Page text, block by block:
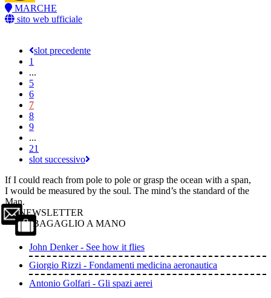
MARCHE
sito web ufficiale
slot precedente
1
...
5
6
7
8
9
...
21
slot successivo
If I could reach from pole to pole or grasp the ocean with a span,
I would be measured by the soul. The mind’s the standard of the
Man.
NEWSLETTER
BAGAGLIO A MANO
John Denker - See how it flies
Giorgio Rizzi - Fondamenti medicina aeronautica
Antonio Golfari - Gli spazi aerei